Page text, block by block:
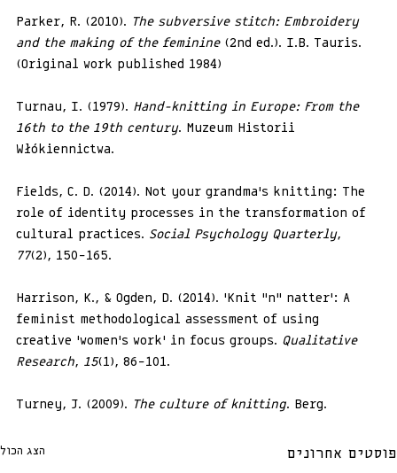
Parker, R. (2010).
The subversive stitch: Embroidery
and the making of the feminine (2nd ed.). I.B. Tauris.
(Original work published 1984)
Turnau, I. (1979). Hand-knitting in Europe: From the
16th to the 19th century. Muzeum Historii
Włókiennictwa.
Fields, C. D. (2014). Not your grandma’s knitting: The
role of identity processes in the transformation of
cultural practices. Social Psychology Quarterly,
77(2), 150–165.
Harrison, K., & Ogden, D. (2014). ‘Knit “n” natter’: A
feminist methodological assessment of using
creative ‘women’s work’ in focus groups. Qualitative
Research, 15(1), 86–101.
Turney, J. (2009). The culture of knitting. Berg.
פוסטים אחרונים הצג הכול